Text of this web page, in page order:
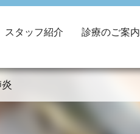
スタッフ紹介 診療のご案内